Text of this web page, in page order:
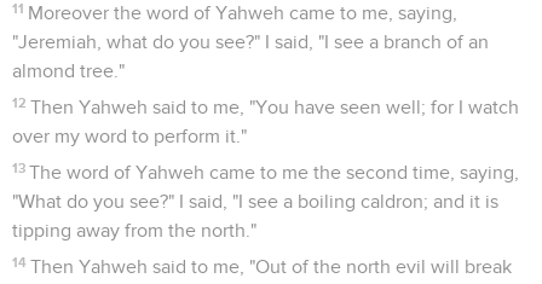
11 Moreover the word of Yahweh came to me, saying,
"Jeremiah, what do you see?" I said, "I see a branch of an
almond tree."
12 Then Yahweh said to me, "You have seen well; for I watch
over my word to perform it."
13 The word of Yahweh came to me the second time, saying,
"What do you see?" I said, "I see a boiling caldron; and it is
tipping away from the north."
14 Then Yahweh said to me, "Out of the north evil will break